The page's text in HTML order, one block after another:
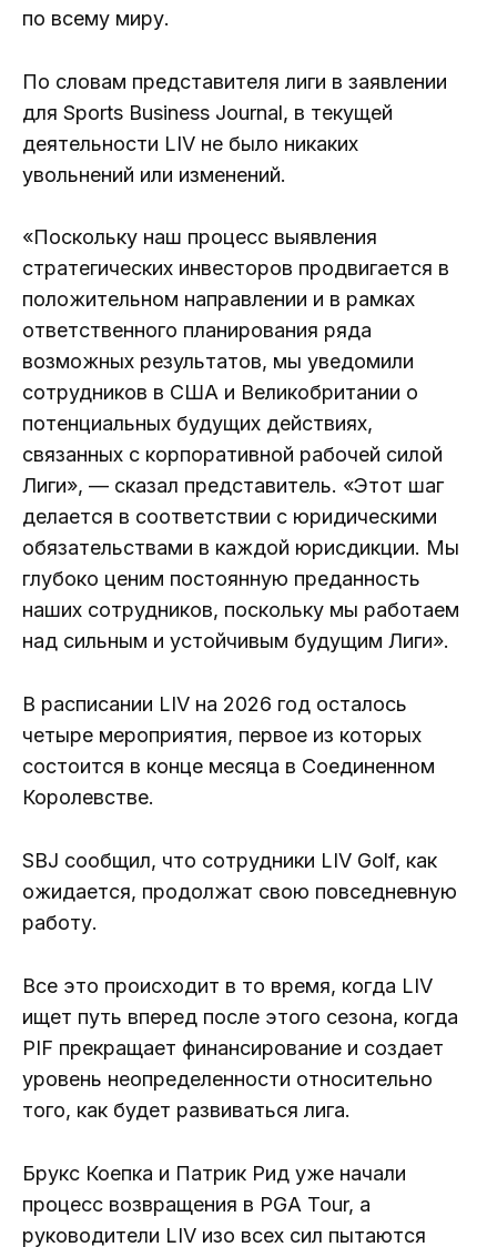
по всему миру.
По словам представителя лиги в заявлении
для Sports Business Journal, в текущей
деятельности LIV не было никаких
увольнений или изменений.
«Поскольку наш процесс выявления
стратегических инвесторов продвигается в
положительном направлении и в рамках
ответственного планирования ряда
возможных результатов, мы уведомили
сотрудников в США и Великобритании о
потенциальных будущих действиях,
связанных с корпоративной рабочей силой
Лиги», — сказал представитель. «Этот шаг
делается в соответствии с юридическими
обязательствами в каждой юрисдикции. Мы
глубоко ценим постоянную преданность
наших сотрудников, поскольку мы работаем
над сильным и устойчивым будущим Лиги».
В расписании LIV на 2026 год осталось
четыре мероприятия, первое из которых
состоится в конце месяца в Соединенном
Королевстве.
SBJ сообщил, что сотрудники LIV Golf, как
ожидается, продолжат свою повседневную
работу.
Все это происходит в то время, когда LIV
ищет путь вперед после этого сезона, когда
PIF прекращает финансирование и создает
уровень неопределенности относительно
того, как будет развиваться лига.
Брукс Коепка и Патрик Рид уже начали
процесс возвращения в PGA Tour, а
руководители LIV изо всех сил пытаются